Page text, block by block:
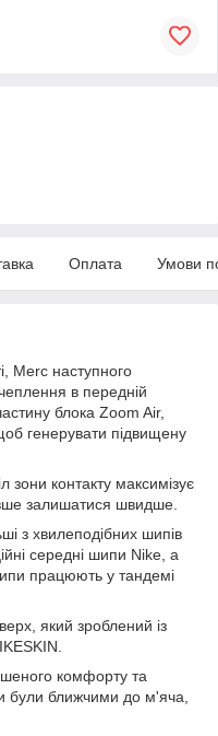
Оплата Умови
Merc наступного
в передній
блока Zoom Air,
генерувати підвищену
контакту максимізує
залишатися швидше.
з хвилеподібних шипів
середні шипи Nike, а
працюють у тандемі
який зроблений із
комфорту та
були ближчими до м'яча,